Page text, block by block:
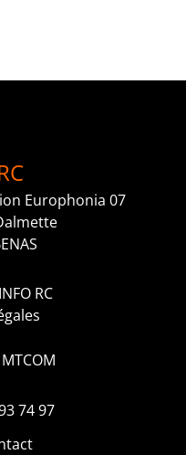
Europhonia 07
RC
74 97